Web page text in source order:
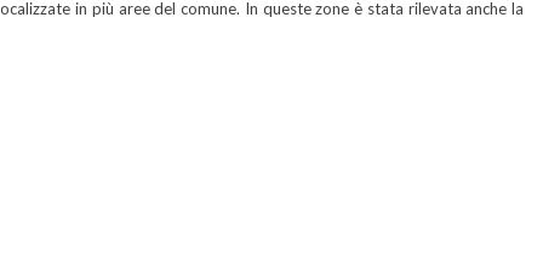
in più aree del comune. In queste zone è stata rilevata anche la